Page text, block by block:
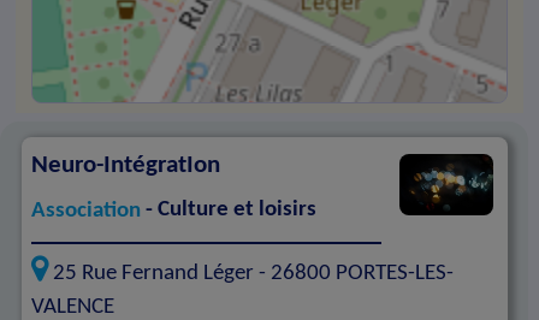
Neuro-IntégratIon
Association - Culture et loisirs
25 Rue Fernand Léger - 26800 PORTES-LES-
VALENCE